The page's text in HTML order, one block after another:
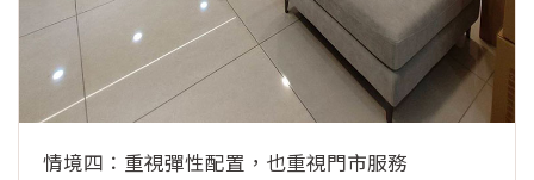
情境四：重視彈性配置，也重視門市服務